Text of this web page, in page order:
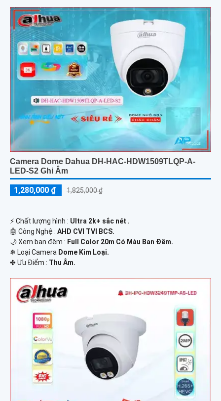
Camera Dome Dahua DH-HAC-HDW1509TLQP-A-
LED-S2 Ghi Âm
1,280,000 ₫ 1,825,000 ₫
️⚡ Chất lượng hình : Ultra 2k+ sắc nét .
🤖️ Công Nghệ : AHD CVI TVI BCS.
🌙 Xem ban đêm : Full Color 20m Có Màu Ban Đêm.
❄ Loại Camera Dome Kim Loại.
️✤ Ưu Điểm : Thu Âm.